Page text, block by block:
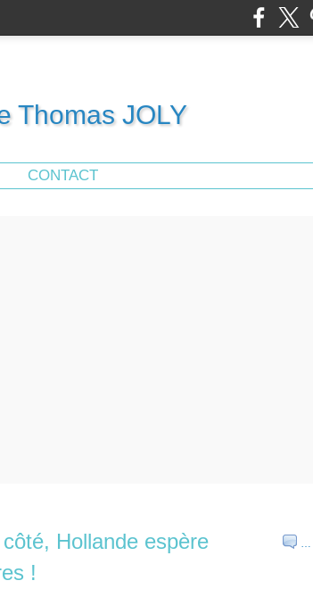
Thomas JOLY
CONTACT
…
Hollande espère
!